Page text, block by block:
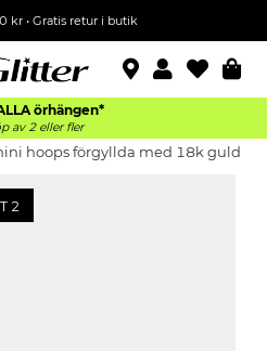
kr• Gratis retur i butik
örhängen*
av 2 eller fler
hoops förgyllda med 18k guld
2